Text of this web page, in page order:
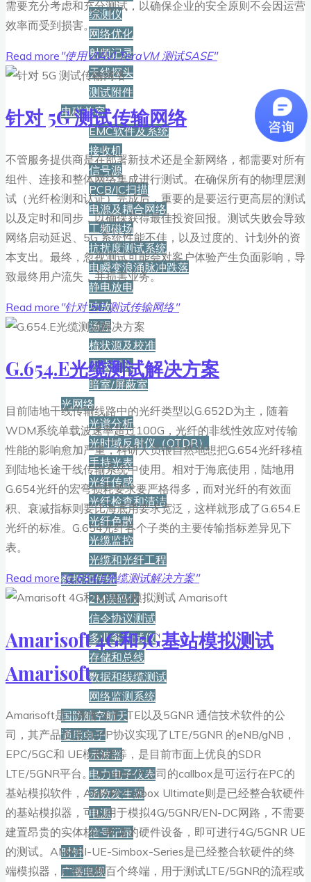
综测仪
网络优化
射频记录
天线探头
测试附件
电磁兼容
EMC软件及系统
接收机
信号源
PCB/IC扫描
电源及耦合网络
工频磁场
抗扰度测试系统
电瞬变浪涌脉冲跌落
静电放电
功放
场强
梳状源及校准
天线探头
暗室/屏蔽室
光网络
光谱分析
光时域反射仪（OTDR）
手持光表
光纤传感
光纤检查和清洁
光纤色散
光缆监控
光缆和光纤工程
数据和传输
2M误码仪
信令协议测试
多业务测试仪
存储和总线
数据和线缆测试
网络监测系统
国防航空航天
通用电子
示波器
电力电子仪表
函数发生器
电源
信号记录
时钟
广播电视
需要充分考虑和充分测试，以确保企业的安全原则不会因运营
效率而受到损害。
Read more "使用VIAVI TeraVM 测试SASE"
针对 5G 测试传输网络
不管服务提供商是在部署新技术还是全新网络，都需要对所有
组件、连接和整体网络集成进行测试。在确保所有的物理层测
试（光纤检测和认证）完成后，重要的是要运行更高层的测试
以及定时和同步，以确保获得最佳投资回报。测试失败会导致
网络启动延迟、5G 系统性能不佳，以及过度的、计划外的资
本支出。最终，忽视测试可能会对客户体验产生负面影响，导
致最终用户流失，并损害业务。
Read more "针对 5G 测试传输网络"
G.654.E光缆测试解决方案
目前陆地干线传输线路中的光纤类型以G.652D为主，随着
WDM系统单载波速率超过100G，光纤的非线性效应对传输
性能的影响愈加严重，科研人员很自然地想把G.654光纤移植
到陆地长途干线传输系统中使用。相对于海底使用，陆地用
G.654光纤的宏弯损耗要求要严格得多，而对光纤的有效面
积、衰减指标则要比海底用要求宽泛，这样就形成了G.654.E
光纤的标准。G.654光纤各个子类的主要传输指标差异见下
表。
Read more"G.654.E光缆测试解决方案"
Amarisoft 4G和5G基站模拟测试
Amarisoft
Amarisoft是一家专注于LTE以及5GNR 通信技术软件的公
司，其产品按照3GPP协议实现了LTE/5GNR 的eNB/gNB，
EPC/5GC和 UE模拟器等，是目前市面上优良的SDR
LTE/5GNR平台。 Amarisoft公司的callbox是可运行在PC的
基站模拟软件，AMARI Callbox Ultimate则是已经整合软硬件
的基站模拟器，可以用于模拟4G/5GNR/EN-DC网路，不需要
建置昂贵的实体核心网路的硬件设备，即可进行4G/5GNR UE
的测试。AMARI-UE-Simbox-Series是已经整合软硬件的终
端模拟器，可模拟数百个终端，用于测试LTE/5GNR的流程或